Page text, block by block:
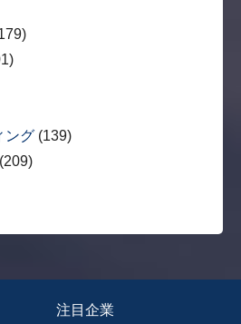
ング (139)
(209)
注目企業